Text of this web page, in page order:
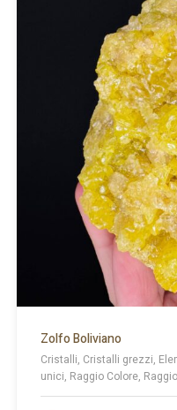
Zolfo Boliviano
Cristalli, Cristalli grezzi,
unici, Raggio Colore,